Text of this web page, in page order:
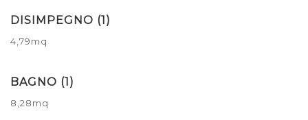
DISIMPEGNO (1)
4,79mq
BAGNO (1)
8,28mq